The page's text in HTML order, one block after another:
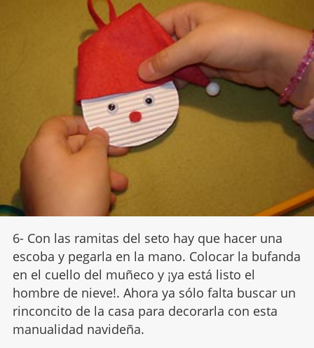
6- Con las ramitas del seto hay que hacer una
escoba y pegarla en la mano. Colocar la bufanda
en el cuello del muñeco y ¡ya está listo el
hombre de nieve!. Ahora ya sólo falta buscar un
rinconcito de la casa para decorarla con esta
manualidad navideña.